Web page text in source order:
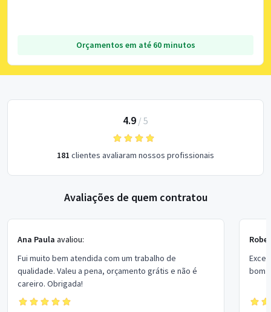
Orçamentos em até 60 minutos
4.9 / 5
181 clientes avaliaram nossos profissionais
Avaliações de quem contratou
Ana Paula avaliou:
Fui muito bem atendida com um trabalho de
qualidade. Valeu a pena, orçamento grátis e não é
careiro. Obrigada!
bom